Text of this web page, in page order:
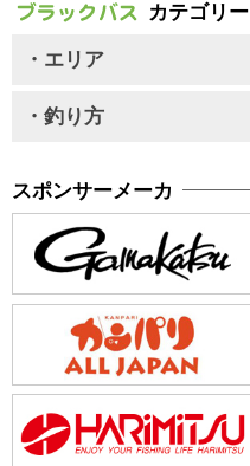
カテゴリー
・エリア
・釣り方
スポンサーメーカ